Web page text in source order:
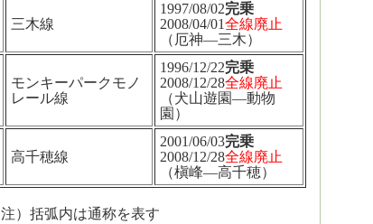
三木線
1997/08/02完乗
2008/04/01全線廃止
（厄神―三木）
モンキーパークモノ
レール線
1996/12/22完乗
2008/12/28全線廃止
（犬山遊園―動物
園）
高千穂線
2001/06/03完乗
2008/12/28全線廃止
（槇峰―高千穂）
注）括弧内は通称を表す